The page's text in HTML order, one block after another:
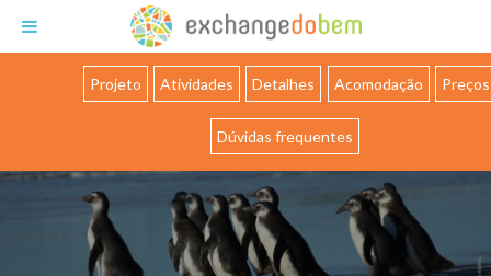
Projeto Atividades Detalhes Acomodação Preços
Dúvidas frequentes
Exchange do Bem